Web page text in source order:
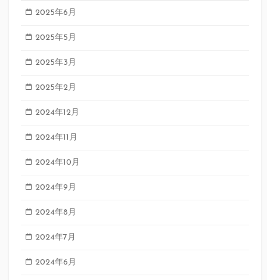
2025年6月
2025年5月
2025年3月
2025年2月
2024年12月
2024年11月
2024年10月
2024年9月
2024年8月
2024年7月
2024年6月